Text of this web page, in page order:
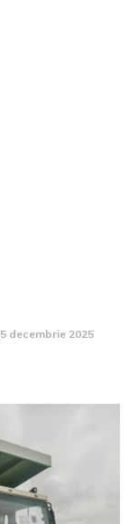
5 decembrie 2025